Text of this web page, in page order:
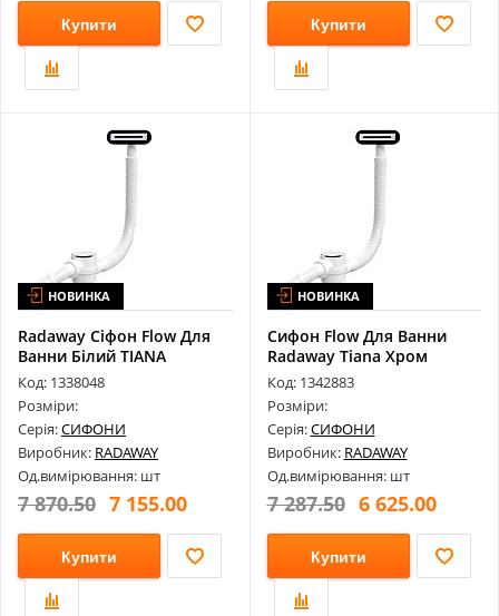
Купити Купити
НОВИНКА
Radaway Сіфон Flow Для
Ванни Білий TIANA
ARIN.FLOW.W...
Код: 1338048
Розміри:
Серія:СИФОНИ
Виробник: RADAWAY
Од.вимірювання: шт
7 870.50 7 155.00
Купити
НОВИНКА
Сифон Flow Для Ванни
Radaway Tiana Хром
ARIN.FLOW.CR
Код: 1342883
Розміри:
Серія:СИФОНИ
Виробник: RADAWAY
Од.вимірювання: шт
7 287.50 6 625.00
Купити